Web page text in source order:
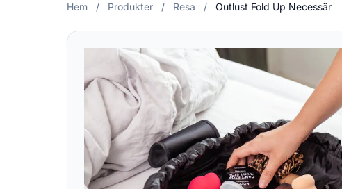
Hem / Produkter / Resa / Outlust Fold Up Necessär